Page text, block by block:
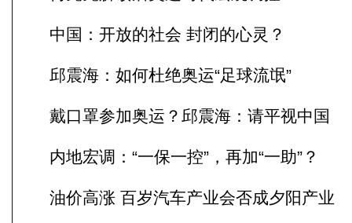
中国：开放的社会 封闭的心灵？
邱震海：如何杜绝奥运“足球流氓”
戴口罩参加奥运？邱震海：请平视中国
内地宏调：“一保一控”，再加“一助”？
油价高涨 百岁汽车产业会否成夕阳产业